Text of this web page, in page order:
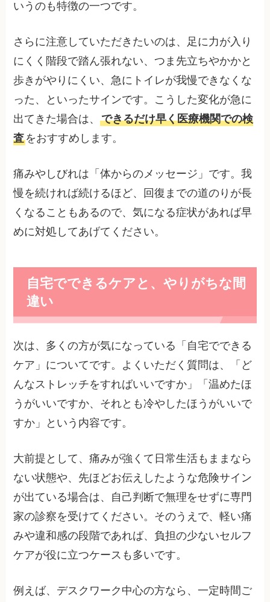
いうのも特徴の一つです。
さらに注意していただきたいのは、足に力が入り
にくく階段で踏ん張れない、つま先立ちやかかと
歩きがやりにくい、急にトイレが我慢できなくな
った、といったサインです。こうした変化が急に
出てきた場合は、できるだけ早く医療機関での検
査をおすすめします。
痛みやしびれは「体からのメッセージ」です。我
慢を続ければ続けるほど、回復までの道のりが長
くなることもあるので、気になる症状があれば早
めに対処してあげてください。
自宅でできるケアと、やりがちな間
違い
次は、多くの方が気になっている「自宅でできる
ケア」についてです。よくいただく質問は、「ど
んなストレッチをすればいいですか」「温めたほ
うがいいですか、それとも冷やしたほうがいいで
すか」という内容です。
大前提として、痛みが強くて日常生活もままなら
ない状態や、先ほどお伝えしたような危険サイン
が出ている場合は、自己判断で無理をせずに専門
家の診察を受けてください。そのうえで、軽い痛
みや違和感の段階であれば、負担の少ないセルフ
ケアが役に立つケースも多いです。
例えば、デスクワーク中心の方なら、一定時間ご